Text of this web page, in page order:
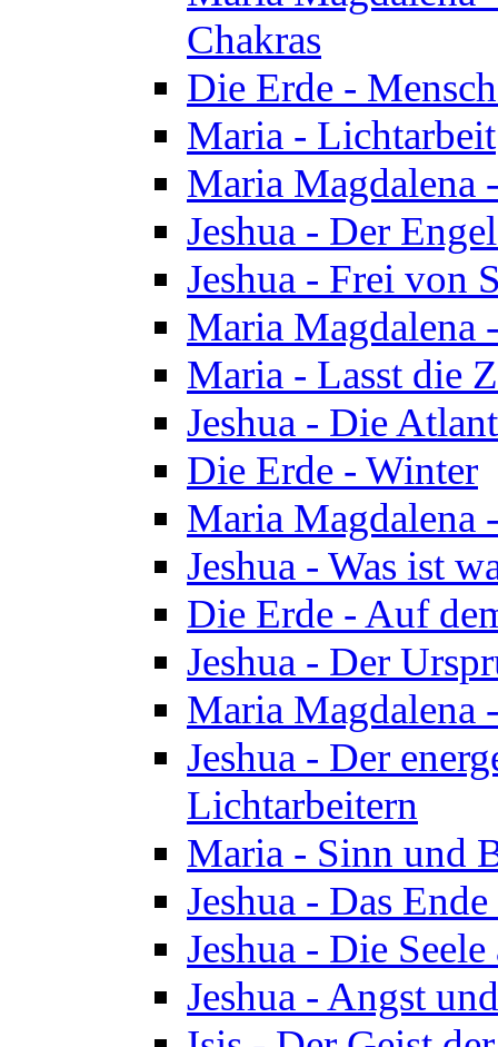
Chakras
Die Erde -
Maria - Lichtarbeit
Maria Magdalena
Jeshua - Der
Jeshua - Frei von
Maria Magdalena
Maria - Lasst die
Jeshua - Die
Die Erde - Winter
Maria Magdalena
Jeshua - Was ist
Die Erde - Auf
Jeshua - Der
Maria Magdalena
Jeshua - Der
Lichtarbeitern
Maria - Sinn und
Jeshua - Das
Jeshua - Die
Jeshua - Angst